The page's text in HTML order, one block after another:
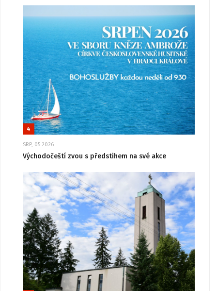
4
SRP, 05 2026
Východočeští zvou s předstihem na své akce